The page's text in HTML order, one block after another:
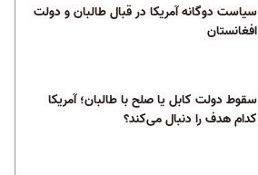
سیاست دوگانه آمریکا در قبال طالبان و دولت
افغانستان
سقوط دولت کابل یا صلح با طالبان؛ آمریکا
کدام هدف را دنبال می‌کند؟